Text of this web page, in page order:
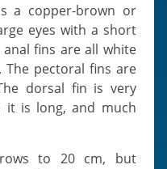
eyes with a short
fins are all white
pectoral fins are
dorsal fin is very
it is long, and much